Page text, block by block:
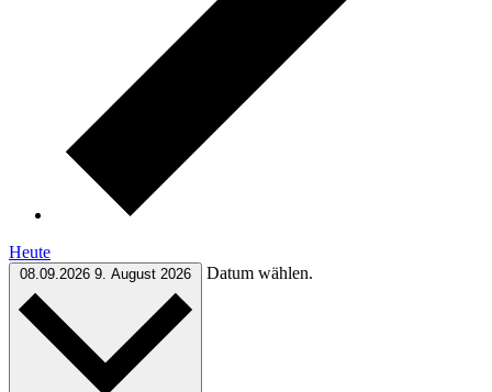
Heute
08.09.2026 9. August 2026 Datum wählen.